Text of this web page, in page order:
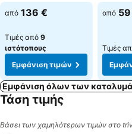
Εμφάνιση τιμών
από 136 €
Τιμές από 9
ιστότοπους
Εμφάνιση τιμών
από
Τιμές
Εμφάνιση όλων των
Τάση τιμής
Βάσει των χαμηλότερων τιμών στο